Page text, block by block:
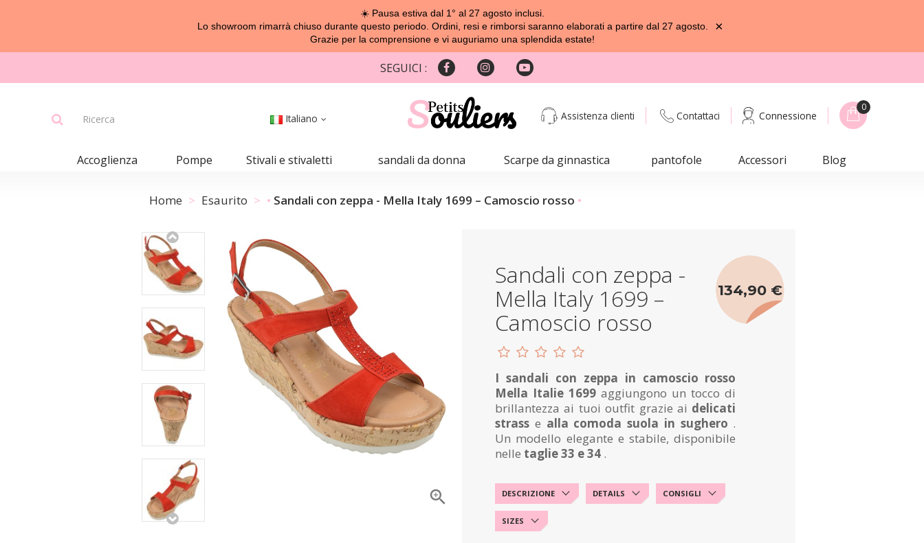
☀️ Pausa estiva dal 1° al 27 agosto inclusi.
Lo showroom rimarrà chiuso durante questo periodo. Ordini, resi e rimborsi saranno elaborati a partire dal 27 agosto.
Grazie per la comprensione e vi auguriamo una splendida estate!
×
SEGUICI :
Italiano Assistenza clienti Contattaci Connessione
0
Accoglienza Pompe Stivali e stivaletti sandali da donna Scarpe da ginnastica pantofole Accessori Blog
Home Esaurito Sandali con zeppa - Mella Italy 1699 – Camoscio rosso

Sandali con zeppa -
Mella Italy 1699 –
Camoscio rosso
I sandali con zeppa in camoscio rosso
Mella Italie 1699 aggiungono un tocco di
brillantezza ai tuoi outfit grazie ai delicati
strasse alla comoda suola in sughero .
Un modello elegante e stabile, disponibile
nelle taglie 33 e 34.
134,90 €
DESCRIZIONE DETAILS CONSIGLI
SIZES